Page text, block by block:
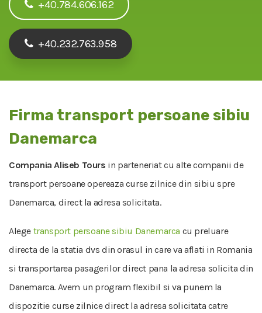
+40.784.606.162
+40.232.763.958
Firma transport persoane sibiu
Danemarca
Compania Aliseb Tours in parteneriat cu alte companii de
transport persoane opereaza curse zilnice din sibiu spre
Danemarca, direct la adresa solicitata.
Alege transport persoane sibiu Danemarca cu preluare
directa de la statia dvs din orasul in care va aflati in Romania
si transportarea pasagerilor direct pana la adresa solicita din
Danemarca. Avem un program flexibil si va punem la
dispozitie curse zilnice direct la adresa solicitata catre